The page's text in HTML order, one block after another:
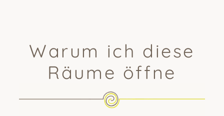
Warum ich diese
Räume öffne